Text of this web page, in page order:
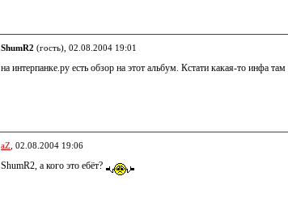
ShumR2 (гость), 02.08.2004 19:01
на интерпанке.ру есть обзор на этот альбум. Кстати какая-то инфа
aZ , 02.08.2004 19:06
ShumR2, а кого это ебёт?